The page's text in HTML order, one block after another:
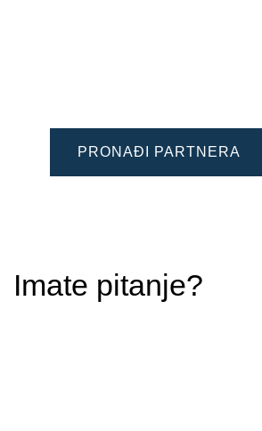
PRONAĐI PARTNERA
Imate pitanje?